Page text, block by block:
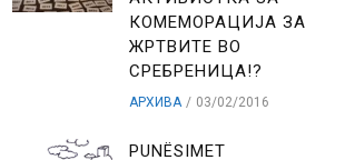
КОМЕМОРАЦИЈА ЗА
ЖРТВИТЕ ВО
СРЕБРЕНИЦА!?
АРХИВА 03/02/2016
PUNËSIMET